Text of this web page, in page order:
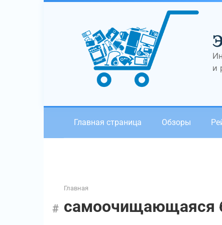
и
Главная страница Обзоры
Главная
самоочищающаяся